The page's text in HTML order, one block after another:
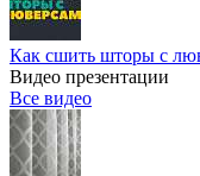
Как сшить шторы с
Видео презентации
Все видео